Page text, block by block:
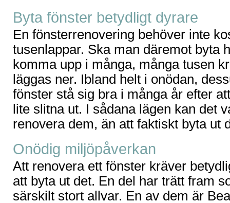
Byta fönster betydligt dyrare
En fönsterrenovering behöver inte
tusenlappar. Ska man däremot byta
komma upp i många, många tusen
läggas ner. Ibland helt i onödan,
fönster stå sig bra i många år efter
lite slitna ut. I sådana lägen kan det
renovera dem, än att faktiskt byta ut
Onödig miljöpåverkan
Att renovera ett fönster kräver
att byta ut det. En del har trätt fram
särskilt stort allvar. En av dem är